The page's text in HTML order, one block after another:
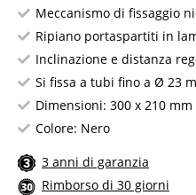
Meccanismo di fissaggio
Ripiano portaspartiti in
Inclinazione e distanza
Si fissa a tubi fino a Ø 23
Dimensioni: 300 x 210 mm
Colore: Nero
3 anni di garanzia
Rimborso di 30 giorni